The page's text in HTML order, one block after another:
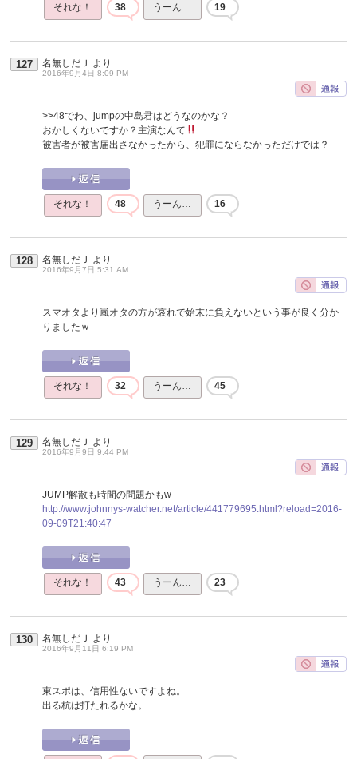
それな！ 38 うーん… 19
127 名無しだＪ より
2016年9月4日 8:09 PM
>>48でわ、jumpの中島君はどうなのかな？
おかしくないですか？主演なんて
被害者が被害届出さなかったから、犯罪にならなかっただけでは？
それな！ 48 うーん… 16
128 名無しだＪ より
2016年9月7日 5:31 AM
スマオタより嵐オタの方が哀れで始末に負えないという事が良く分か
りましたｗ
それな！ 32 うーん… 45
129 名無しだＪ より
2016年9月9日 9:44 PM
JUMP解散も時間の問題かもw
http://www.johnnys-watcher.net/article/441779695.html?reload=2016-
09-09T21:40:47
それな！ 43 うーん… 23
130 名無しだＪ より
2016年9月11日 6:19 PM
東スポは、信用性ないですよね。
出る杭は打たれるかな。